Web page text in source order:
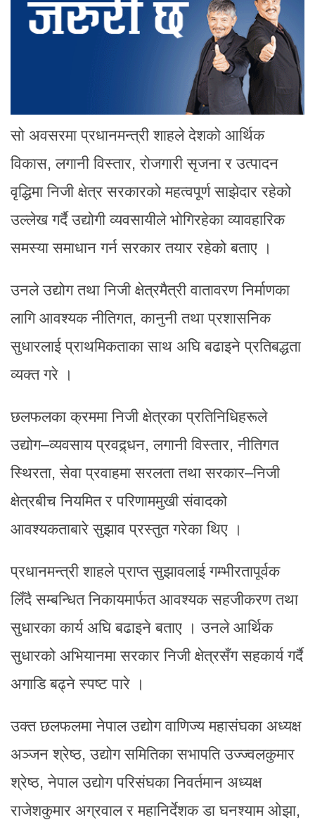
सो अवसरमा प्रधानमन्त्री शाहले देशको आर्थिक
विकास, लगानी विस्तार, रोजगारी सृजना र उत्पादन
वृद्धिमा निजी क्षेत्र सरकारको महत्वपूर्ण साझेदार रहेको
उल्लेख गर्दै उद्योगी व्यवसायीले भोगिरहेका व्यावहारिक
समस्या समाधान गर्न सरकार तयार रहेको बताए ।
उनले उद्योग तथा निजी क्षेत्रमैत्री वातावरण निर्माणका
लागि आवश्यक नीतिगत, कानुनी तथा प्रशासनिक
सुधारलाई प्राथमिकताका साथ अघि बढाइने प्रतिबद्धता
व्यक्त गरे ।
छलफलका क्रममा निजी क्षेत्रका प्रतिनिधिहरूले
उद्योग–व्यवसाय प्रवद्र्धन, लगानी विस्तार, नीतिगत
स्थिरता, सेवा प्रवाहमा सरलता तथा सरकार–निजी
क्षेत्रबीच नियमित र परिणाममुखी संवादको
आवश्यकताबारे सुझाव प्रस्तुत गरेका थिए ।
प्रधानमन्त्री शाहले प्राप्त सुझावलाई गम्भीरतापूर्वक
लिँदै सम्बन्धित निकायमार्फत आवश्यक सहजीकरण तथा
सुधारका कार्य अघि बढाइने बताए । उनले आर्थिक
सुधारको अभियानमा सरकार निजी क्षेत्रसँग सहकार्य गर्दै
अगाडि बढ्ने स्पष्ट पारे ।
उक्त छलफलमा नेपाल उद्योग वाणिज्य महासंघका अध्यक्ष
अञ्जन श्रेष्ठ, उद्योग समितिका सभापति उज्ज्वलकुमार
श्रेष्ठ, नेपाल उद्योग परिसंघका निवर्तमान अध्यक्ष
राजेशकुमार अग्रवाल र महानिर्देशक डा घनश्याम ओझा,